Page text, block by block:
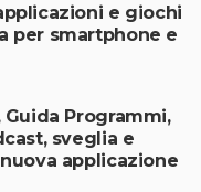
e giochi
per smartphone e
Guida Programmi,
sveglia e
applicazione